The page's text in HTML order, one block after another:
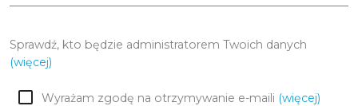
Sprawdź, kto będzie administratorem Twoich danych
(więcej)
Wyrażam zgodę na otrzymywanie e-maili (więcej)